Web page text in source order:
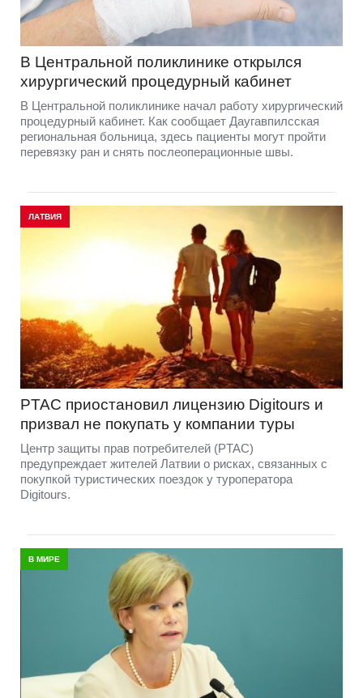
В Центральной поликлинике открылся
хирургический процедурный кабинет
В Центральной поликлинике начал работу хирургический
процедурный кабинет. Как сообщает Даугавпилсская
региональная больница, здесь пациенты могут пройти
перевязку ран и снять послеоперационные швы.
ЛАТВИЯ
PTAC приостановил лицензию Digitours и
призвал не покупать у компании туры
Центр защиты прав потребителей (PTAC)
предупреждает жителей Латвии о рисках, связанных с
покупкой туристических поездок у туроператора
Digitours.
В МИРЕ